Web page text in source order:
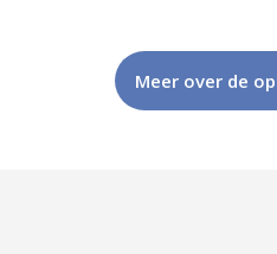
Meer over de